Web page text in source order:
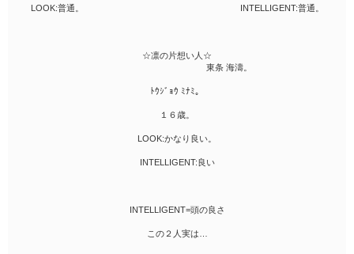
LOOK:普通。 INTELLIGENT:普通。
☆凛の片想い人☆
東条 海濤。
ﾄｳｼﾞｮｳ ﾐﾅﾐ。
１６歳。
LOOK:かなり良い。
INTELLIGENT:良い
INTELLIGENT=頭の良さ
この２人実は…